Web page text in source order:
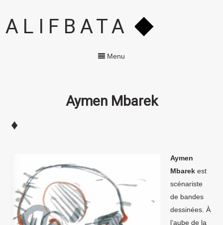
ALIFBATA
Menu
Aymen Mbarek
♦
Aymen
Mbarekest
scénariste
de bandes
dessinées. À
l’aube de la